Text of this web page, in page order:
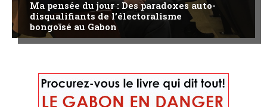
Ma pensée du jour : Des paradoxes auto-
disqualifiants de l’électoralisme
bongoïsé au Gabon